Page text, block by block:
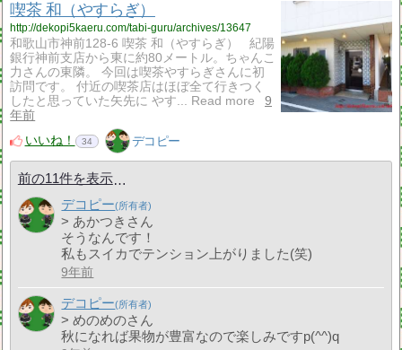
喫茶 和（やすらぎ）
http://dekopi5kaeru.com/tabi-guru/archives/13647
和歌山市神前128-6 喫茶 和（やすらぎ） 紀陽
銀行神前支店から東に約80メートル。ちゃんこ
力さんの東隣。 今回は喫茶やすらぎさんに初
訪問です。 付近の喫茶店はほぼ全て行きつく
したと思っていた矢先に やす... Read more
9
年前
いいね！
34 デコピー
前の11件を表示
デコピー
> あかつきさん
そうなんです！
私もスイカでテンション上がりました(笑)
9年前
デコピー
> めのめのさん
秋になれば果物が豊富なので楽しみですp(^^)q